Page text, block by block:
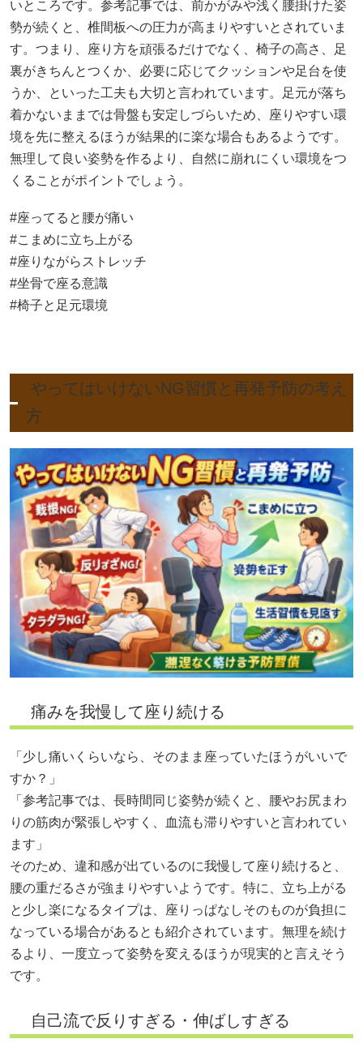
いところです。参考記事では、前かがみや浅く腰掛けた姿
勢が続くと、椎間板への圧力が高まりやすいとされていま
す。つまり、座り方を頑張るだけでなく、椅子の高さ、足
裏がきちんとつくか、必要に応じてクッションや足台を使
うか、といった工夫も大切と言われています。足元が落ち
着かないままでは骨盤も安定しづらいため、座りやすい環
境を先に整えるほうが結果的に楽な場合もあるようです。
無理して良い姿勢を作るより、自然に崩れにくい環境をつ
くることがポイントでしょう。
#座ってると腰が痛い
#こまめに立ち上がる
#座りながらストレッチ
#坐骨で座る意識
#椅子と足元環境
やってはいけないNG習慣と再発予防の考え
方
痛みを我慢して座り続ける
「少し痛いくらいなら、そのまま座っていたほうがいいで
すか？」
「参考記事では、長時間同じ姿勢が続くと、腰やお尻まわ
りの筋肉が緊張しやすく、血流も滞りやすいと言われてい
ます」
そのため、違和感が出ているのに我慢して座り続けると、
腰の重だるさが強まりやすいようです。特に、立ち上がる
と少し楽になるタイプは、座りっぱなしそのものが負担に
なっている場合があるとも紹介されています。無理を続け
るより、一度立って姿勢を変えるほうが現実的と言えそう
です。
自己流で反りすぎる・伸ばしすぎる